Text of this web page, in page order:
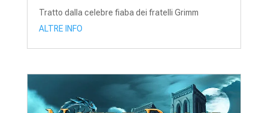
Tratto dalla celebre fiaba dei fratelli Grimm
ALTRE INFO